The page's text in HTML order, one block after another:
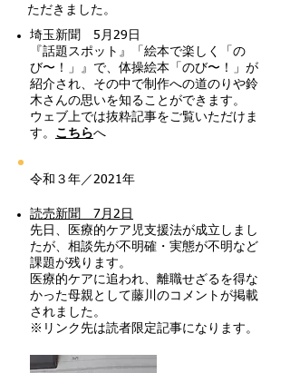
ただきました。
埼玉新聞 5月29日
『話題スポット』「絵本で楽しく「の
び〜！」』で、体操絵本「のび〜！」が
紹介され、その中で制作への道のりや鈴
木さんの思いを知ることができます。
ウェブ上では抜粋記事をご覧いただけま
す。 こちらへ
令和３年／2021年
読売新聞 7月2日
先日、医療的ケア児支援法が成立しまし
たが、相談先が不明確・実態が不明など
課題が残ります。
医療的ケアに追われ、離職せざるを得な
かった母親として藤川のコメントが掲載
されました。
※リンク先は読者限定記事になります。